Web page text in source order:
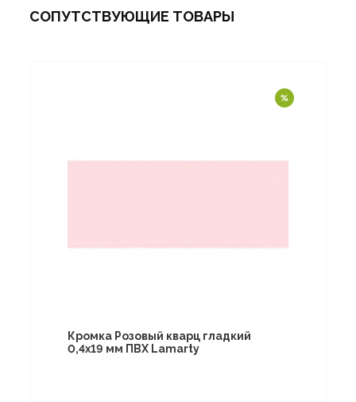
СОПУТСТВУЮЩИЕ ТОВАРЫ
Кромка Розовый кварц гладкий
0,4х19 мм ПВХ Lamarty